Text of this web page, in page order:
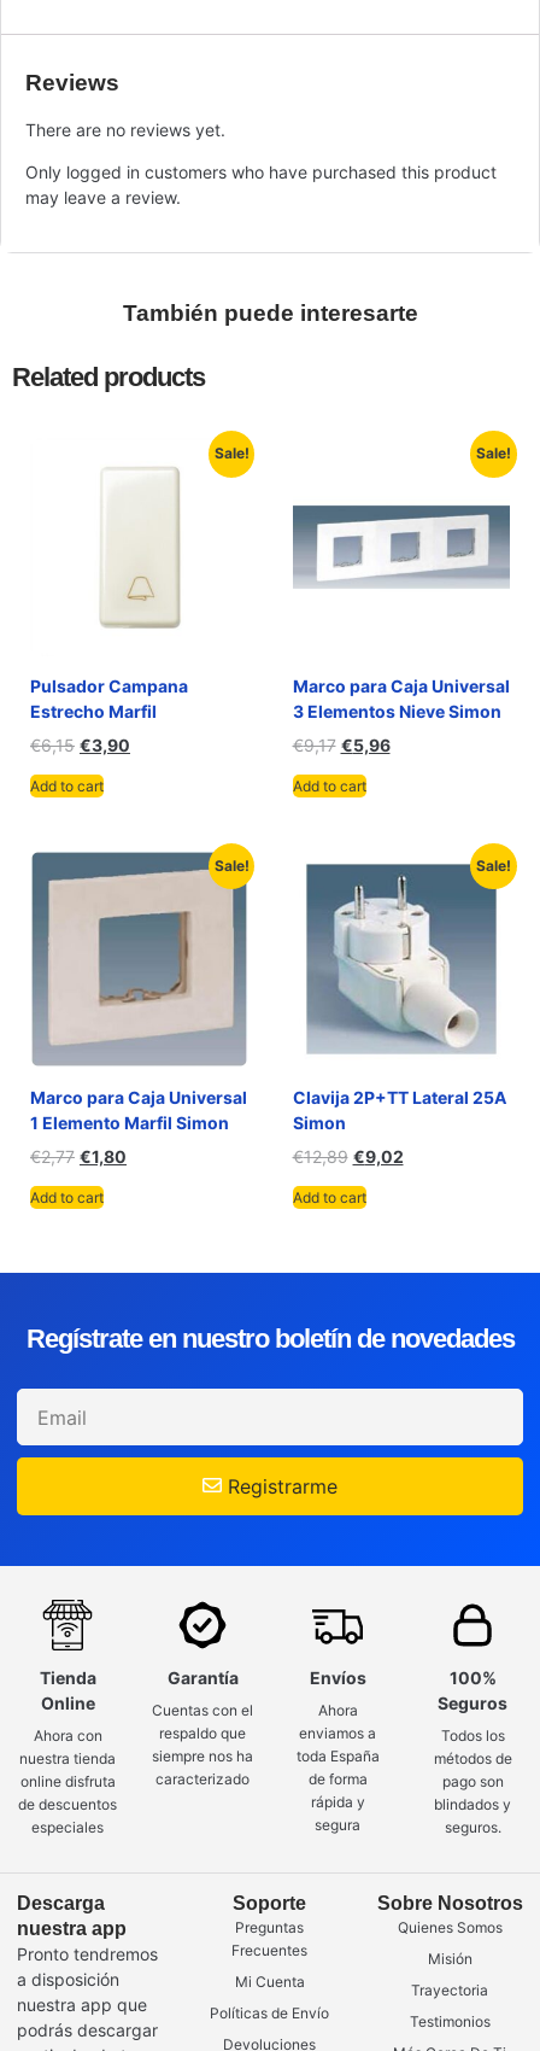
Reviews
There are no reviews yet.
Only logged in customers who have purchased this product
may leave a review.
También puede interesarte
Related products
Sale!
Pulsador Campana
Estrecho Marfil
€6,15 €3,90
Add to cart
Sale!
Marco para Caja Universal
3 Elementos Nieve Simon
€9,17 €5,96
Add to cart
Sale!
Marco para Caja Universal
1 Elemento Marfil Simon
€2,77 €1,80
Add to cart
Sale!
Clavija 2P+TT Lateral 25A
Simon
€12,89 €9,02
Add to cart
Regístrate en nuestro boletín de novedades
Registrarme
Tienda
Online
Ahora con
nuestra tienda
online disfruta
de descuentos
especiales
Garantía
Cuentas con el
respaldo que
siempre nos ha
caracterizado
Envíos
Ahora
enviamos a
toda España
de forma
rápida y
segura
100%
Seguros
Todos los
métodos de
pago son
blindados y
seguros.
Descarga
nuestra app
Pronto tendremos
a disposición
nuestra app que
podrás descargar
Soporte
Preguntas
Frecuentes
Mi Cuenta
Políticas de Envío
Devoluciones
Sobre Nosotros
Quienes Somos
Misión
Trayectoria
Testimonios